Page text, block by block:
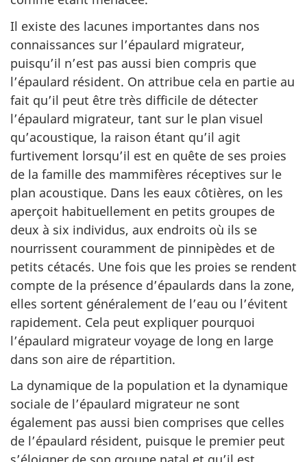
Il existe des lacunes importantes dans nos
connaissances sur l’épaulard migrateur,
puisqu’il n’est pas aussi bien compris que
l’épaulard résident. On attribue cela en partie au
fait qu’il peut être très difficile de détecter
l’épaulard migrateur, tant sur le plan visuel
qu’acoustique, la raison étant qu’il agit
furtivement lorsqu’il est en quête de ses proies
de la famille des mammifères réceptives sur le
plan acoustique. Dans les eaux côtières, on les
aperçoit habituellement en petits groupes de
deux à six individus, aux endroits où ils se
nourrissent couramment de pinnipèdes et de
petits cétacés. Une fois que les proies se rendent
compte de la présence d’épaulards dans la zone,
elles sortent généralement de l’eau ou l’évitent
rapidement. Cela peut expliquer pourquoi
l’épaulard migrateur voyage de long en large
dans son aire de répartition.
La dynamique de la population et la dynamique
sociale de l’épaulard migrateur ne sont
également pas aussi bien comprises que celles
de l’épaulard résident, puisque le premier peut